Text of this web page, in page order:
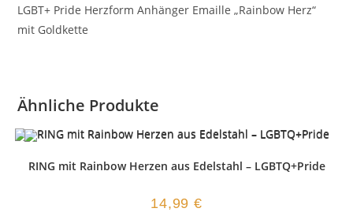
LGBT+ Pride Herzform Anhänger Emaille „Rainbow Herz“
mit Goldkette
Ähnliche Produkte
RING mit Rainbow Herzen aus Edelstahl – LGBTQ+Pride
14,99€